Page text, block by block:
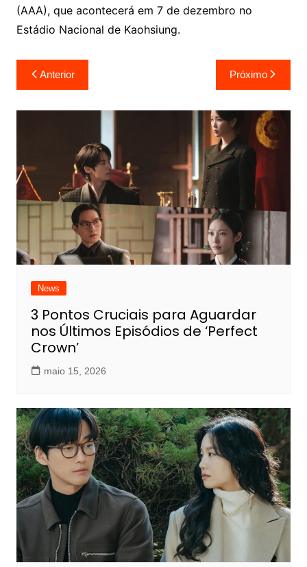
(AAA), que acontecerá em 7 de dezembro no
Estádio Nacional de Kaohsiung.
Navegação
de
Post
Anterior Próximo
News
3 Pontos Cruciais para Aguardar
nos Últimos Episódios de ‘Perfect
Crown’
maio 15, 2026